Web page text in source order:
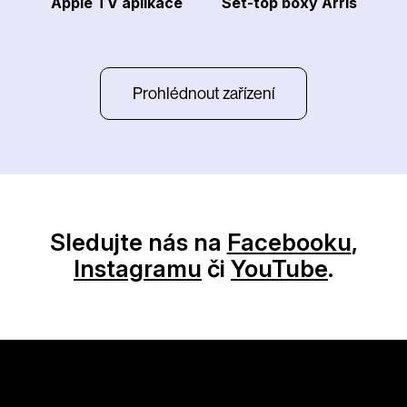
Prohlédnout zařízení
Sledujte nás na Facebooku,
Instagramu či YouTube.